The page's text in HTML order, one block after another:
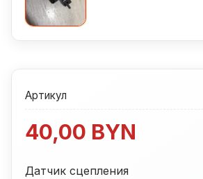
Артикул
40,00 BYN
Датчик сцепления